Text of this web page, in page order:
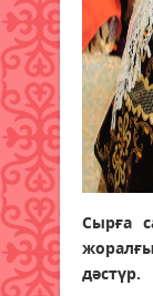
Сырға